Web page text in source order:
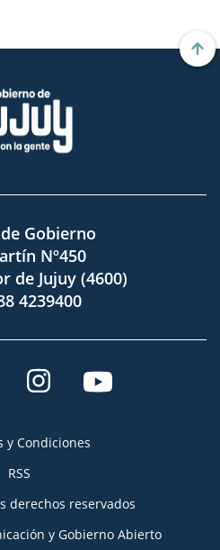
Gobierno
Nº450
de Jujuy (4600)
4239400
y Condiciones
RSS
derechos reservados
y Gobierno Abierto